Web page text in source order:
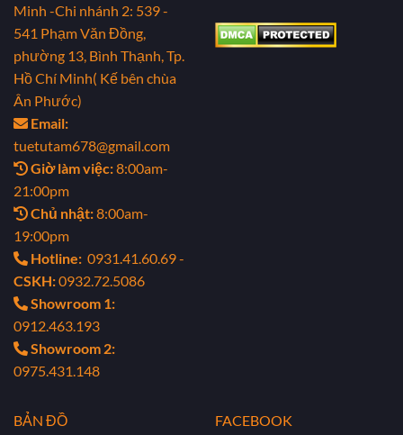
Minh -Chi nhánh 2: 539 -
541 Phạm Văn Đồng,
phường 13, Bình Thạnh, Tp.
Hồ Chí Minh( Kế bên chùa
Ân Phước)
Email:
tuetutam678@gmail.com
Giờ làm việc:8:00am-
21:00pm
Chủ nhật:8:00am-
19:00pm
Hotline: 0931.41.60.69 -
CSKH:0932.72.5086
Showroom 1:
0912.463.193
Showroom 2:
0975.431.148
BẢN ĐỒ FACEBOOK